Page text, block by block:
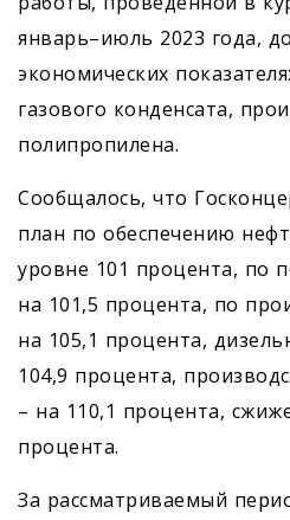
январь–июль 2023 года,
экономических
газового конденсата,
полипропилена.
Сообщалось, что
план по обеспечению
уровне 101 процента, по
на 101,5 процента, по
на 105,1 процента,
104,9 процента,
– на 110,1 процента,
процента.
За рассматриваемый